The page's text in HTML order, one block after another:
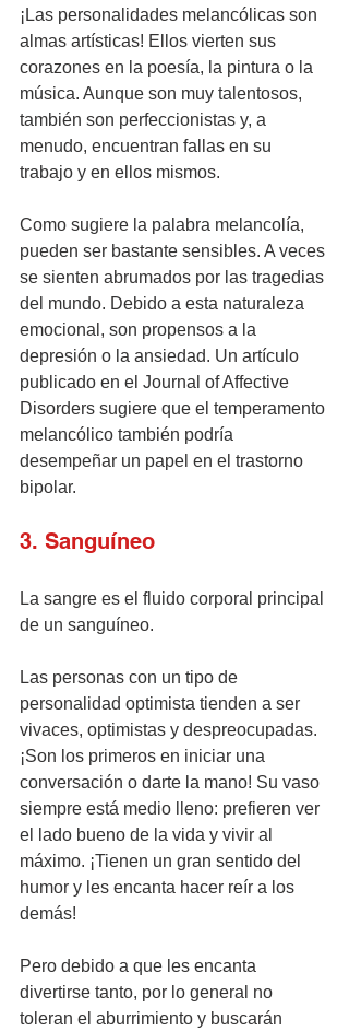
¡Las personalidades melancólicas son
almas artísticas! Ellos vierten sus
corazones en la poesía, la pintura o la
música. Aunque son muy talentosos,
también son perfeccionistas y, a
menudo, encuentran fallas en su
trabajo y en ellos mismos.
Como sugiere la palabra melancolía,
pueden ser bastante sensibles. A veces
se sienten abrumados por las tragedias
del mundo. Debido a esta naturaleza
emocional, son propensos a la
depresión o la ansiedad. Un artículo
publicado en el Journal of Affective
Disorders sugiere que el temperamento
melancólico también podría
desempeñar un papel en el trastorno
bipolar.
3. Sanguíneo
La sangre es el fluido corporal principal
de un sanguíneo.
Las personas con un tipo de
personalidad optimista tienden a ser
vivaces, optimistas y despreocupadas.
¡Son los primeros en iniciar una
conversación o darte la mano! Su vaso
siempre está medio lleno: prefieren ver
el lado bueno de la vida y vivir al
máximo. ¡Tienen un gran sentido del
humor y les encanta hacer reír a los
demás!
Pero debido a que les encanta
divertirse tanto, por lo general no
toleran el aburrimiento y buscarán